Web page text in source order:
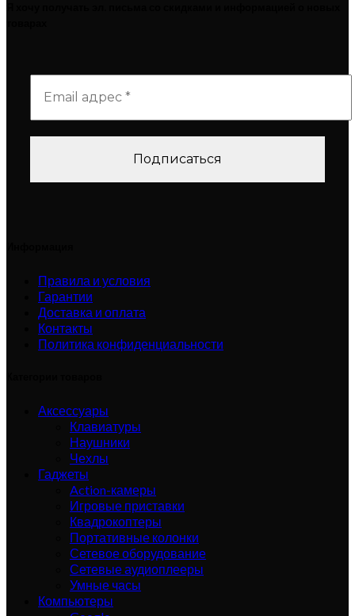
Правила и условия
Гарантии
Доставка и оплата
Контакты
Политика конфиденциальности
Аксессуары
Клавиатуры
Наушники
Чехлы
Гаджеты
Action-камеры
Игровые приставки
Квадрокоптеры
Портативные колонки
Сетевое оборудование
Сетевые аудиоплееры
Умные часы
Компьютеры